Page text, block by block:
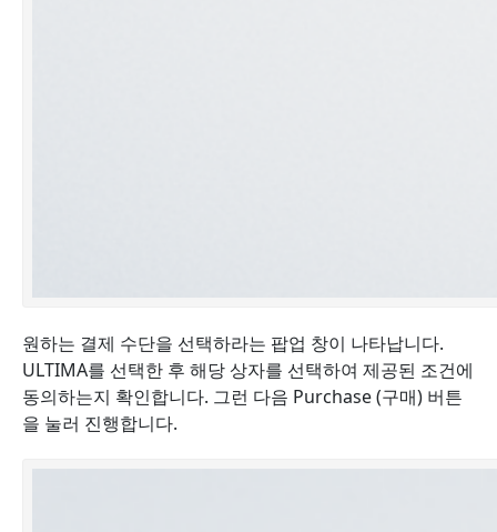
원하는 결제 수단을 선택하라는 팝업 창이 나타납니다.
ULTIMA를 선택한 후 해당 상자를 선택하여 제공된 조건에
동의하는지 확인합니다. 그런 다음 Purchase (구매) 버튼
을 눌러 진행합니다.